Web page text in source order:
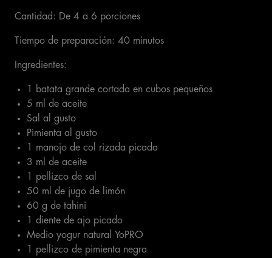
Cantidad: De 4 a 6 porciones
Tiempo de preparación: 40 minutos
Ingredientes:
1 batata grande cortada en cubos pequeños
5 ml de aceite
Sal al gusto
Pimienta al gusto
1 manojo de col rizada picada
3 ml de aceite
1 pellizco de sal
50 ml de jugo de limón
60 g de tahini
1 diente de ajo picado
Medio yogur natural YoPRO
1 pellizco de pimienta negra